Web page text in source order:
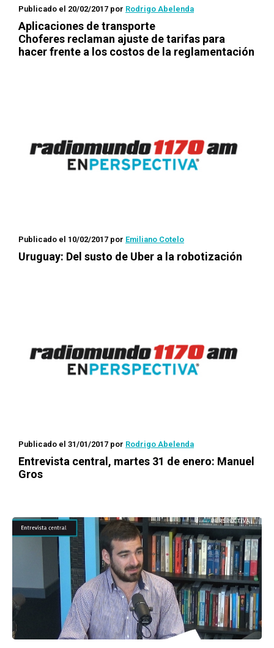
Publicado el 20/02/2017 por Rodrigo Abelenda
Aplicaciones de transporte
Choferes reclaman ajuste de tarifas para
hacer frente a los costos de la reglamentación
Publicado el 10/02/2017 por Emiliano Cotelo
Uruguay: Del susto de Uber a la robotización
Publicado el 31/01/2017 por Rodrigo Abelenda
Entrevista central, martes 31 de enero: Manuel
Gros